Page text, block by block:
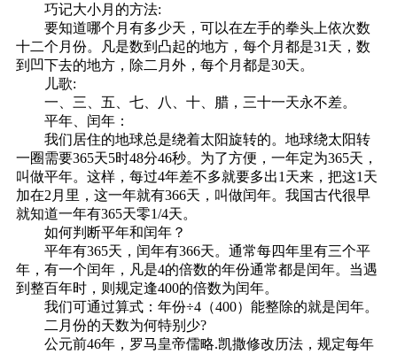
巧记大小月的方法:
要知道哪个月有多少天，可以在左手的拳头上依次数
十二个月份。凡是数到凸起的地方，每个月都是31天，数
到凹下去的地方，除二月外，每个月都是30天。
儿歌:
一、三、五、七、八、十、腊，三十一天永不差。
平年、闰年：
我们居住的地球总是绕着太阳旋转的。地球绕太阳转
一圈需要365天5时48分46秒。为了方便，一年定为365天，
叫做平年。这样，每过4年差不多就要多出1天来，把这1天
加在2月里，这一年就有366天，叫做闰年。我国古代很早
就知道一年有365天零1/4天。
如何判断平年和闰年？
平年有365天，闰年有366天。通常每四年里有三个平
年，有一个闰年，凡是4的倍数的年份通常都是闰年。当遇
到整百年时，则规定逢400的倍数为闰年。
我们可通过算式：年份÷4（400）能整除的就是闰年。
二月份的天数为何特别少?
公元前46年，罗马皇帝儒略.凯撒修改历法，规定每年